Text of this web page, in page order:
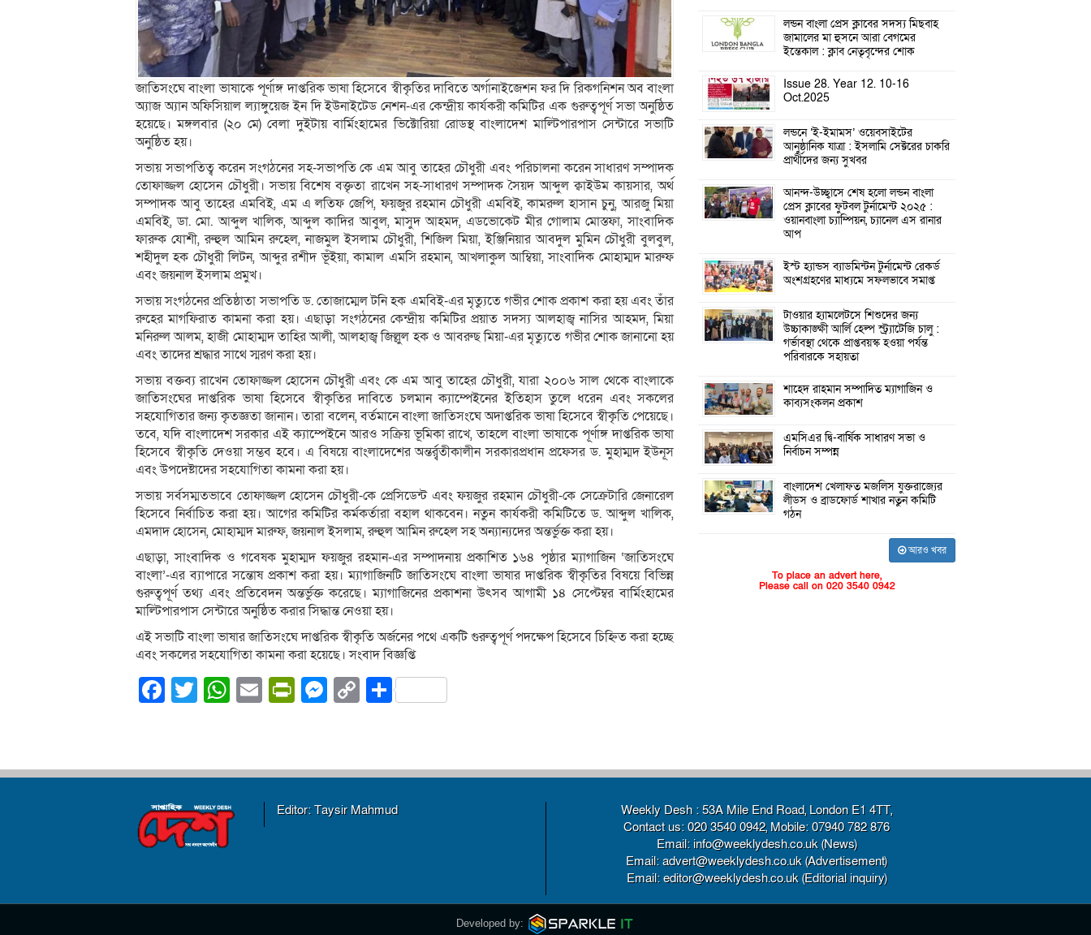
জাতিসংঘে বাংলা ভাষাকে পূর্ণাঙ্গ দাপ্তরিক ভাষা হিসেবে স্বীকৃতির দাবিতে অর্গানাইজেশন ফর দি রিকগনিশন অব বাংলা
অ্যাজ অ্যান অফিসিয়াল ল্যাঙ্গুয়েজ ইন দি ইউনাইটেড নেশন-এর কেন্দ্রীয় কার্যকরী কমিটির এক গুরুত্বপূর্ণ সভা অনুষ্ঠিত
হয়েছে। মঙ্গলবার (২০ মে) বেলা দুইটায় বার্মিংহামের ভিক্টোরিয়া রোডস্থ বাংলাদেশ মাল্টিপারপাস সেন্টারে সভাটি
অনুষ্ঠিত হয়।
সভায় সভাপতিত্ব করেন সংগঠনের সহ-সভাপতি কে এম আবু তাহের চৌধুরী এবং পরিচালনা করেন সাধারণ সম্পাদক
তোফাজ্জল হোসেন চৌধুরী। সভায় বিশেষ বক্তৃতা রাখেন সহ-সাধারণ সম্পাদক সৈয়দ আব্দুল ক্বাইউম কায়সার, অর্থ
সম্পাদক আবু তাহের এমবিই, এম এ লতিফ জেপি, ফয়জুর রহমান চৌধুরী এমবিই, কামরুল হাসান চুনু, আরজু মিয়া
এমবিই, ডা. মো. আব্দুল খালিক, আব্দুল কাদির আবুল, মাসুদ আহমদ, এডভোকেট মীর গোলাম মোস্তফা, সাংবাদিক
ফারুক যোশী, রুহুল আমিন রুহেল, নাজমুল ইসলাম চৌধুরী, শিজিল মিয়া, ইঞ্জিনিয়ার আবদুল মুমিন চৌধুরী বুলবুল,
শহীদুল হক চৌধুরী লিটন, আব্দুর রশীদ ভূঁইয়া, কামাল এমসি রহমান, আখলাকুল আম্বিয়া, সাংবাদিক মোহাম্মদ মারুফ
এবং জয়নাল ইসলাম প্রমুখ।
সভায় সংগঠনের প্রতিষ্ঠাতা সভাপতি ড. তোজাম্মেল টনি হক এমবিই-এর মৃত্যুতে গভীর শোক প্রকাশ করা হয় এবং তাঁর
রুহের মাগফিরাত কামনা করা হয়। এছাড়া সংগঠনের কেন্দ্রীয় কমিটির প্রয়াত সদস্য আলহাজ্ব নাসির আহমদ, মিয়া
মনিরুল আলম, হাজী মোহাম্মদ তাহির আলী, আলহাজ্ব জিল্লুল হক ও আবরুছ মিয়া-এর মৃত্যুতে গভীর শোক জানানো হয়
এবং তাদের শ্রদ্ধার সাথে স্মরণ করা হয়।
সভায় বক্তব্য রাখেন তোফাজ্জল হোসেন চৌধুরী এবং কে এম আবু তাহের চৌধুরী, যারা ২০০৬ সাল থেকে বাংলাকে
জাতিসংঘের দাপ্তরিক ভাষা হিসেবে স্বীকৃতির দাবিতে চলমান ক্যাম্পেইনের ইতিহাস তুলে ধরেন এবং সকলের
সহযোগিতার জন্য কৃতজ্ঞতা জানান। তারা বলেন, বর্তমানে বাংলা জাতিসংঘে অদাপ্তরিক ভাষা হিসেবে স্বীকৃতি পেয়েছে।
তবে, যদি বাংলাদেশ সরকার এই ক্যাম্পেইনে আরও সক্রিয় ভূমিকা রাখে, তাহলে বাংলা ভাষাকে পূর্ণাঙ্গ দাপ্তরিক ভাষা
হিসেবে স্বীকৃতি দেওয়া সম্ভব হবে। এ বিষয়ে বাংলাদেশের অন্তর্র্বতীকালীন সরকারপ্রধান প্রফেসর ড. মুহাম্মদ ইউনূস
এবং উপদেষ্টাদের সহযোগিতা কামনা করা হয়।
সভায় সর্বসম্মতভাবে তোফাজ্জল হোসেন চৌধুরী-কে প্রেসিডেন্ট এবং ফয়জুর রহমান চৌধুরী-কে সেক্রেটারি জেনারেল
হিসেবে নির্বাচিত করা হয়। আগের কমিটির কর্মকর্তারা বহাল থাকবেন। নতুন কার্যকরী কমিটিতে ড. আব্দুল খালিক,
এমদাদ হোসেন, মোহাম্মদ মারুফ, জয়নাল ইসলাম, রুহুল আমিন রুহেল সহ অন্যান্যদের অন্তর্ভুক্ত করা হয়।
এছাড়া, সাংবাদিক ও গবেষক মুহাম্মদ ফয়জুর রহমান-এর সম্পাদনায় প্রকাশিত ১৬৪ পৃষ্ঠার ম্যাগাজিন ‘জাতিসংঘে
বাংলা’-এর ব্যাপারে সন্তোষ প্রকাশ করা হয়। ম্যাগাজিনটি জাতিসংঘে বাংলা ভাষার দাপ্তরিক স্বীকৃতির বিষয়ে বিভিন্ন
গুরুত্বপূর্ণ তথ্য এবং প্রতিবেদন অন্তর্ভুক্ত করেছে। ম্যাগাজিনের প্রকাশনা উৎসব আগামী ১৪ সেপ্টেম্বর বার্মিংহামের
মাল্টিপারপাস সেন্টারে অনুষ্ঠিত করার সিদ্ধান্ত নেওয়া হয়।
এই সভাটি বাংলা ভাষার জাতিসংঘে দাপ্তরিক স্বীকৃতি অর্জনের পথে একটি গুরুত্বপূর্ণ পদক্ষেপ হিসেবে চিহ্নিত করা হচ্ছে
এবং সকলের সহযোগিতা কামনা করা হয়েছে। সংবাদ বিজ্ঞপ্তি
Facebook
Twitter
WhatsApp
EmailPrintFriendly
Messenger
CopyShare
লন্ডন বাংলা প্রেস ক্লাবের সদস্য মিছবাহ
জামালের মা হুসনে আরা বেগমের
ইন্তেকাল : ক্লাব নেতৃবৃন্দের শোক
Issue 28. Year 12. 10-16
Oct.2025
লন্ডনে ‘ই-ইমামস’ ওয়েবসাইটের
আনুষ্ঠানিক যাত্রা : ইসলামি সেক্টরের চাকরি
প্রার্থীদের জন্য সুখবর
আনন্দ-উচ্ছ্বাসে শেষ হলো লন্ডন বাংলা
প্রেস ক্লাবের ফুটবল টুর্নামেন্ট ২০২৫ :
ওয়ানবাংলা চ্যাম্পিয়ন, চ্যানেল এস রানার
আপ
ইস্ট হ্যান্ডস ব্যাডমিন্টন টুর্নামেন্ট রেকর্ড
অংশগ্রহণের মাধ্যমে সফলভাবে সমাপ্ত
টাওয়ার হ্যামলেটসে শিশুদের জন্য
উচ্চাকাঙ্ক্ষী আর্লি হেল্প স্ট্র্যাটেজি চালু :
গর্ভাবস্থা থেকে প্রাপ্তবয়স্ক হওয়া পর্যন্ত
পরিবারকে সহায়তা
শাহেদ রাহমান সম্পাদিত ম্যাগাজিন ও
কাব্যসংকলন প্রকাশ
এমসিএর দ্বি-বার্ষিক সাধারণ সভা ও
নির্বাচন সম্পন্ন
বাংলাদেশ খেলাফত মজলিস যুক্তরাজ্যের
লীডস ও ব্রাডফোর্ড শাখার নতুন কমিটি
গঠন
আরও খবর
To place an advert here,
Please call on 020 3540 0942
Editor: Taysir Mahmud
Weekly Desh : 53A Mile End Road, London E1 4TT,
Contact us: 020 3540 0942, Mobile: 07940 782 876
Email: info@weeklydesh.co.uk (News)
Email: advert@weeklydesh.co.uk (Advertisement)
Email: editor@weeklydesh.co.uk (Editorial inquiry)
Developed by: